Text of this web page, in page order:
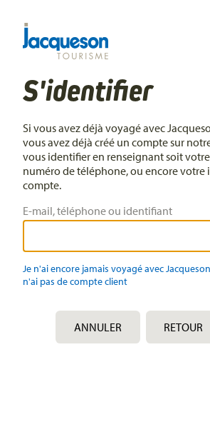
S'identifier
Si vous avez déjà voyagé avec
vous avez déjà créé un compte sur
vous identifier en renseignant soit
numéro de téléphone, ou encore
compte.
E-mail, téléphone ou identifiant
Je n'ai encore jamais voyagé avec
n'ai pas de compte client
ANNULER RETOUR